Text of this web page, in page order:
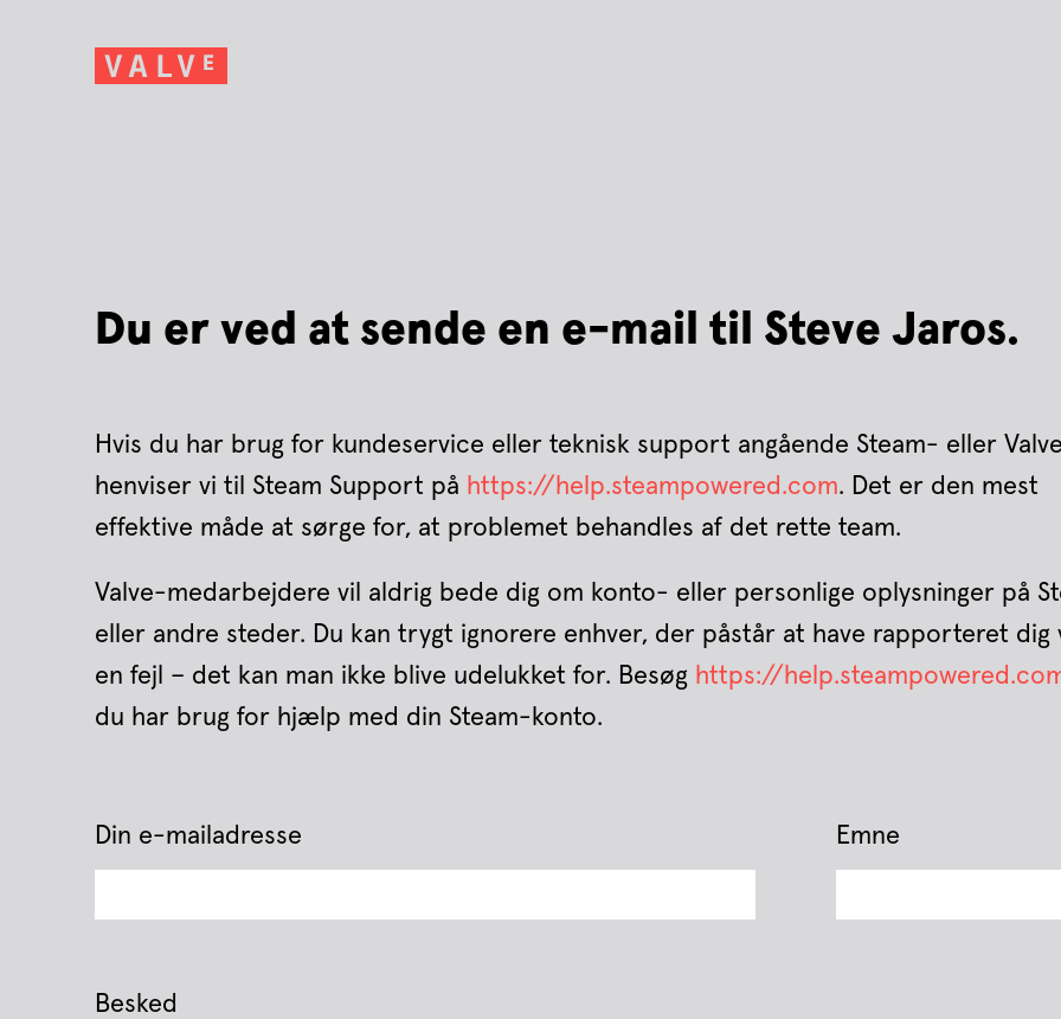
Du er ved at sende en e-mail til Steve Jaros.
Hvis du har brug for kundeservice eller teknisk support angående Steam- eller
henviser vi til Steam Support på https://help.steampowered.com. Det er den mest
effektive måde at sørge for, at problemet behandles af det rette team.
Valve-medarbejdere vil aldrig bede dig om konto- eller personlige oplysninger på
eller andre steder. Du kan trygt ignorere enhver, der påstår at have rapporteret dig
en fejl – det kan man ikke blive udelukket for. Besøg https://
du har brug for hjælp med din Steam-konto.
Din e-mailadresse Emne
Besked